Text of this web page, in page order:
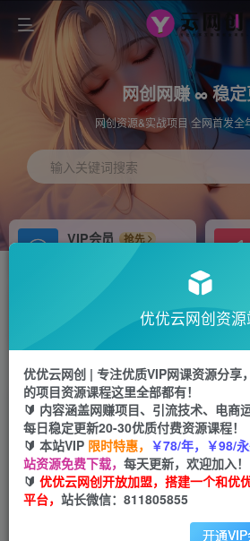
网创网赚 ∞ 稳
网创资源&实战项目 全网首发全
输入关键词搜索
VIP会员
抢先
免费下载全站资源
站长V：hu91275
首页 福源网 正文
AI新时代商业课：行业分析+效
+认知升维（40节课+附件）
优优云网创
2年前发布
优优云网创资
优优云网创 | 专注优质VIP网课资源分享
的项目资源课程这里全部都有！
🔰 内容涵盖网赚项目、引流技术、电商
每日稳定更新20-30优质付费资源课程！
🔰 本站VIP 限时特惠， ￥78/年，￥98/
站资源免费下载， 每天更新，欢迎加入！
🔰 优优云网创开放加盟，搭建一个和优
平台， 站长微信：811805855
开通VIP